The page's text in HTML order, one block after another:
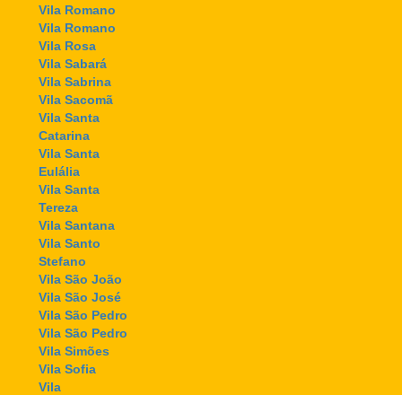
Vila Romano
Vila Romano
Vila Rosa
Vila Sabará
Vila Sabrina
Vila Sacomã
Vila Santa
Catarina
Vila Santa
Eulália
Vila Santa
Tereza
Vila Santana
Vila Santo
Stefano
Vila São João
Vila São José
Vila São Pedro
Vila São Pedro
Vila Simões
Vila Sofia
Vila